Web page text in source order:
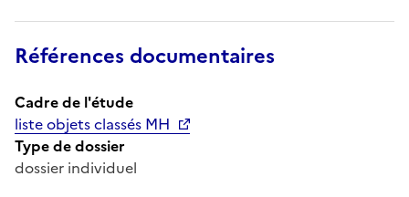
Références documentaires
Cadre de l'étude
liste objets classés MH
Type de dossier
dossier individuel